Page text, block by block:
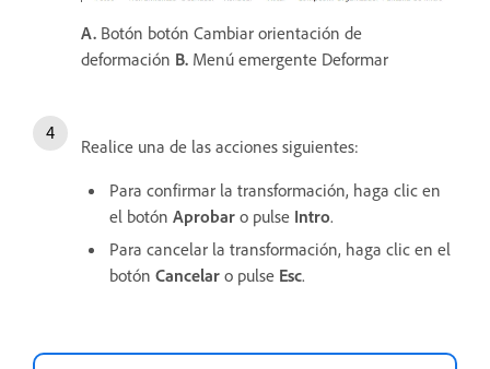
A. Botón botón Cambiar orientación de
deformación B. Menú emergente Deformar
Realice una de las acciones siguientes:
Para confirmar la transformación, haga clic en
el botón Aprobar o pulse Intro.
Para cancelar la transformación, haga clic en el
botón Cancelar o pulse Esc.